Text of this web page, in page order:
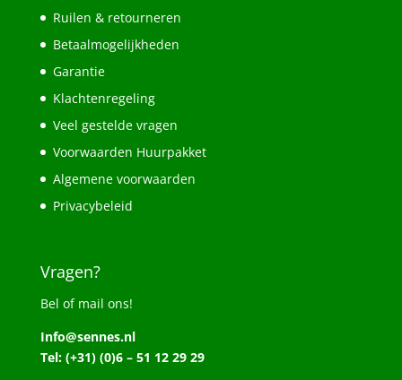
Ruilen & retourneren
Betaalmogelijkheden
Garantie
Klachtenregeling
Veel gestelde vragen
Voorwaarden Huurpakket
Algemene voorwaarden
Privacybeleid
Vragen?
Bel of mail ons!
Info@sennes.nl
Tel: (+31) (0)6 – 51 12 29 29